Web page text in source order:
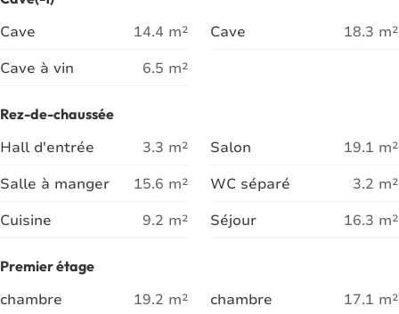
Cave
14.4 m² Cave 18.3 m²
Cave à vin
6.5 m²
Rez-de-chaussée
Hall d'entrée
3.3 m² Salon 19.1 m²
Salle à manger
15.6 m² WC séparé 3.2 m²
Cuisine
9.2 m² Séjour 16.3 m²
Premier étage
chambre
19.2 m² chambre 17.1 m²